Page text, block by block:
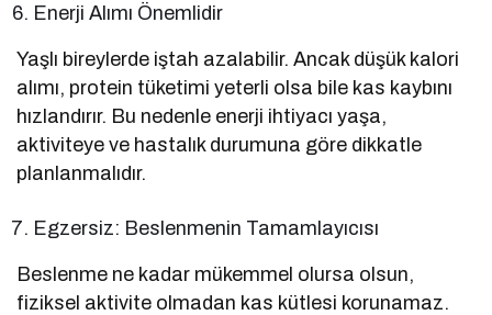
Enerji Alımı Önemlidir
Yaşlı bireylerde iştah azalabilir. Ancak düşük kalori
alımı, protein tüketimi yeterli olsa bile kas kaybını
hızlandırır. Bu nedenle enerji ihtiyacı yaşa,
aktiviteye ve hastalık durumuna göre dikkatle
planlanmalıdır.
Egzersiz: Beslenmenin Tamamlayıcısı
Beslenme ne kadar mükemmel olursa olsun,
fiziksel aktivite olmadan kas kütlesi korunamaz.